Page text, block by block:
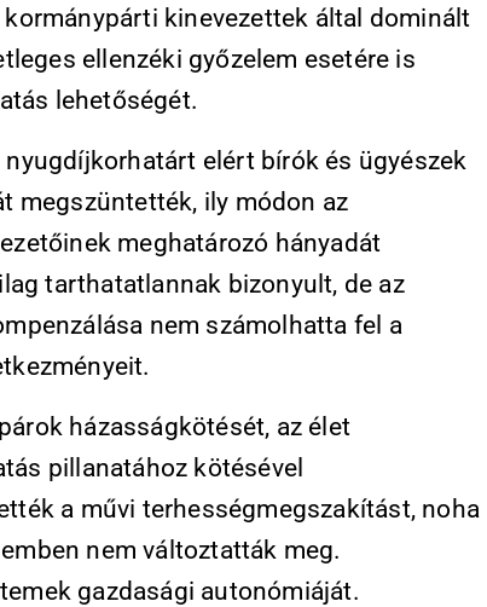
kinevezettek által dominált
ellenzéki győzelem esetére is
lehetőségét.
elért bírók és ügyészek
megszüntették, ily módon az
meghatározó hányadát
tarthatatlannak bizonyult, de az
nem számolhatta fel a
házasságkötését, az élet
pillanatához kötésével
a művi terhességmegszakítást, noha
nem változtatták meg.
gazdasági autonómiáját.